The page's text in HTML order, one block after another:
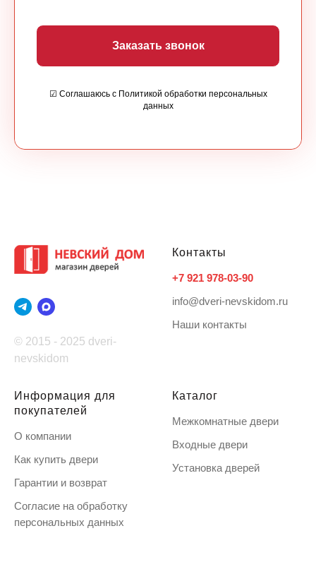
Заказать звонок
☑ Соглашаюсь с Политикой обработки персональных
данных
© 2015 - 2025 dveri-
nevskidom
Контакты
+7 921 978-03-90
info@dveri-nevskidom.ru
Наши контакты
Информация для
покупателей
О компании
Как купить двери
Гарантии и возврат
Согласие на обработку
персональных данных
Каталог
Межкомнатные двери
Входные двери
Установка дверей